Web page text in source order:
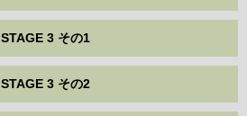
STAGE 3 その1
STAGE 3 その2